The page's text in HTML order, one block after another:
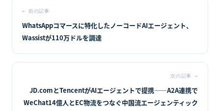
←前の記事
WhatsAppコマースに特化したノーコードAIエージェント、
Wassistが110万ドルを調達
次の記事 →
JD.comとTencentがAIエージェントで提携――A2A連携で
WeChat14億人とEC物流をつなぐ中国流エージェンティック